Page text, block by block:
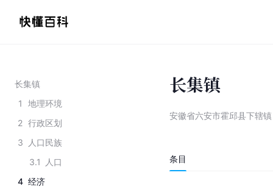
长集镇
1
地理环境
2 行政区划
3
人口民族
3.1
人口
4 经济
长集镇
安徽省六安市霍邱县下辖镇
条目